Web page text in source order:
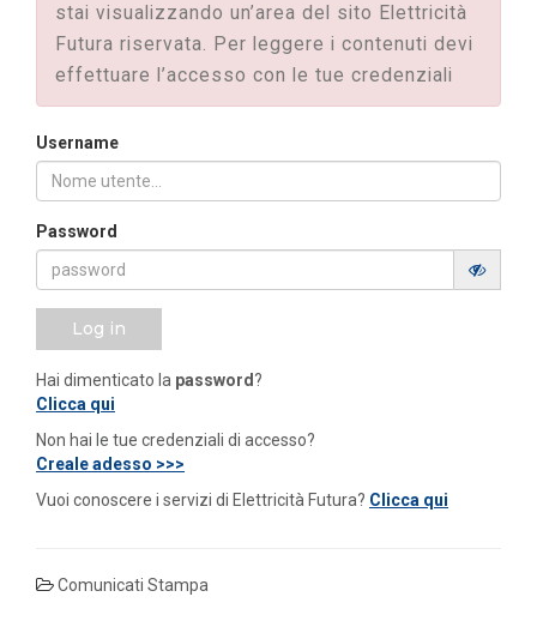
stai visualizzando un’area del sito Elettricità
Futura riservata. Per leggere i contenuti devi
effettuare l’accesso con le tue credenziali
Username
Password
Log in
Hai dimenticato la password?
Clicca qui
Non hai le tue credenziali di accesso?
Creale adesso >>>
Vuoi conoscere i servizi di Elettricità Futura? Clicca qui
Comunicati Stampa